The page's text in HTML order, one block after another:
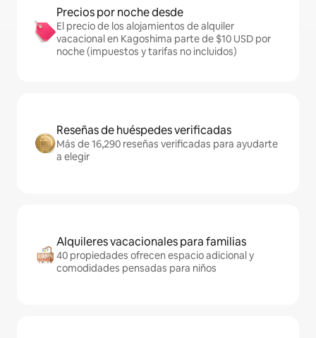
Precios por noche desde
El precio de los alojamientos de alquiler
vacacional en Kagoshima parte de $10 USD por
noche (impuestos y tarifas no incluidos)
Reseñas de huéspedes verificadas
Más de 16,290 reseñas verificadas para ayudarte
a elegir
Alquileres vacacionales para familias
40 propiedades ofrecen espacio adicional y
comodidades pensadas para niños